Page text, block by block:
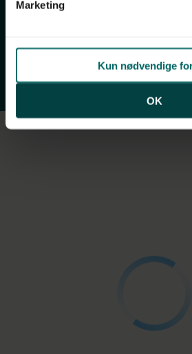
Marketing
Kun nødvendige
OK
Offentlig transport